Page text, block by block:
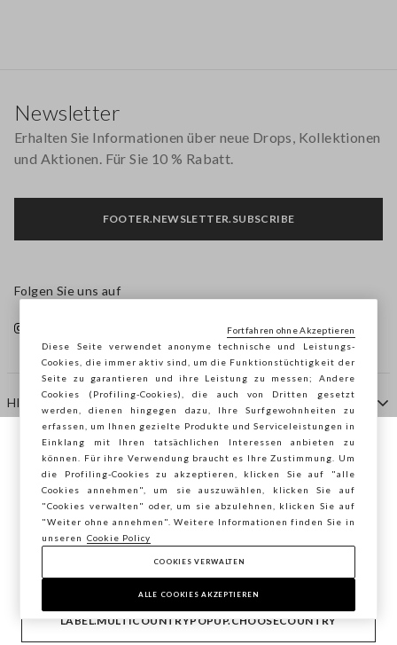
HILFE
AGENTUR
KONTAKTE
Newsletter
Erhalten Sie Informationen über neue Drops, Kollektionen
und Aktionen. Für Sie 10 % Rabatt.
FOOTER.NEWSLETTER.SUBSCRIBE
Folgen Sie uns auf
Copyright © Ovs S.p.A. MwSt.-Nr. 04240010274 - Kap.
Kap. 290.923.470 -2.4.0
Sie surfen auf der Seite von STEFANEL
Österreich, möchten Sie Ihren Standort
speichern?
BESTÄTIGEN
LABEL.MULTICOUNTRYPOPUP.CHOOSECOUNTRY
footer.item.country Österreich
Diese Seite verwendet anonyme technische und Leistungs-
Cookies, die immer aktiv sind, um die Funktionstüchtigkeit der
Seite zu garantieren und ihre Leistung zu messen; Andere
Cookies (Profiling-Cookies), die auch von Dritten gesetzt
werden, dienen hingegen dazu, Ihre Surfgewohnheiten zu
erfassen, um Ihnen gezielte Produkte und Serviceleistungen in
Einklang mit Ihren tatsächlichen Interessen anbieten zu
können. Für ihre Verwendung braucht es Ihre Zustimmung. Um
die Profiling-Cookies zu akzeptieren, klicken Sie auf "alle
Cookies annehmen", um sie auszuwählen, klicken Sie auf
"Cookies verwalten" oder, um sie abzulehnen, klicken Sie auf
"Weiter ohne annehmen". Weitere Informationen finden Sie in
unseren
Cookie Policy
COOKIES VERWALTEN
ALLE COOKIES AKZEPTIEREN
Fortfahren ohne Akzeptieren